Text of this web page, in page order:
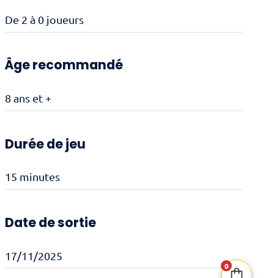
Saphir
/
(Chapitre
10)
De 2 à 0 joueurs
Âge recommandé
8 ans et +
Durée de jeu
15 minutes
Date de sortie
17/11/2025
0